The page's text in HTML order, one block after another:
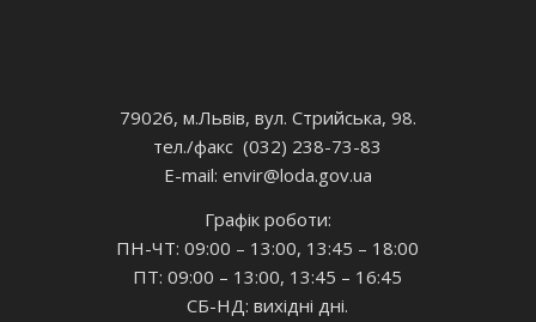
79026, м.Львів, вул. Стрийська, 98.
тел./факс (032) 238-73-83
E-mail: envir@loda.gov.ua
Графік роботи:
ПН-ЧТ: 09:00 – 13:00, 13:45 – 18:00
ПТ: 09:00 – 13:00, 13:45 – 16:45
СБ-НД: вихідні дні.